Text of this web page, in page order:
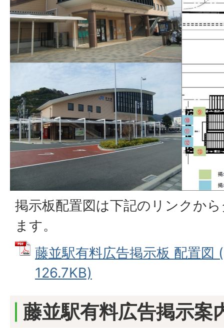
掲示板配置図は下記のリンクか
ます。
藤並駅有料広告掲示板 配置図
126.7KB)
藤並駅有料広告掲示案